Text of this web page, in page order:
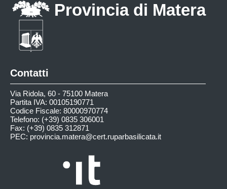
Provincia di Matera
Contatti
Via Ridola, 60 - 75100 Matera
Partita IVA: 00105190771
Codice Fiscale: 80000970774
Telefono: (+39) 0835 306001
Fax: (+39) 0835 312871
PEC: provincia.matera@cert.ruparbasilicata.it